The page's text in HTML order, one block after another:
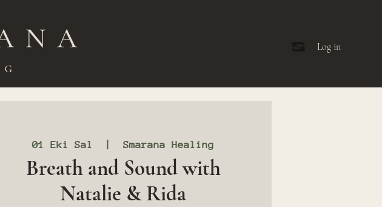
Log in
01 Eki Sal Smarana Healing
Breath and Sound with
Natalie & Rida